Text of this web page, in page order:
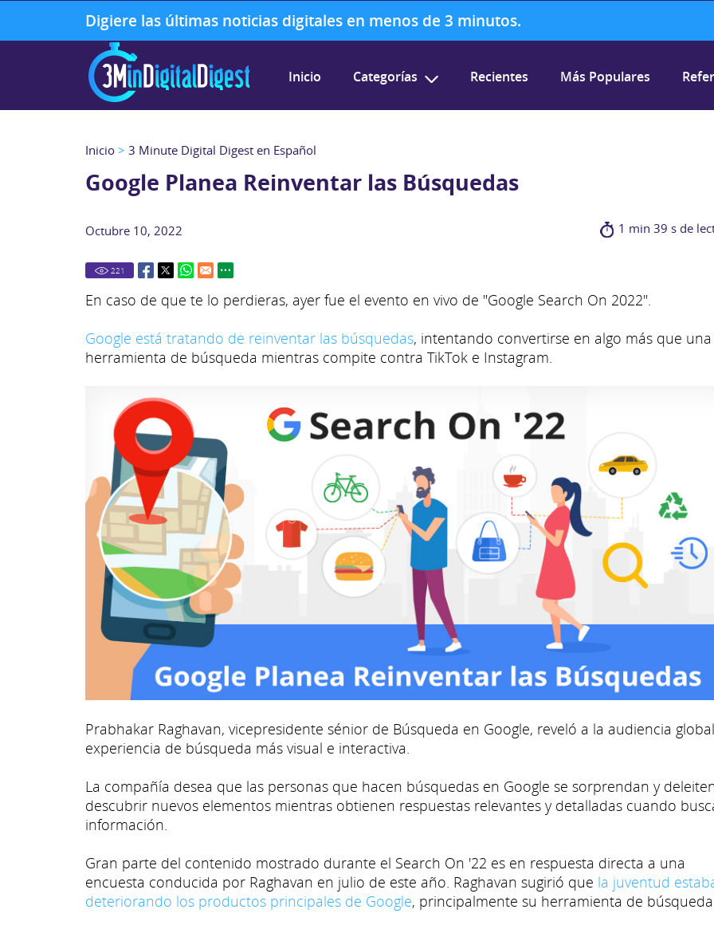
Digiere las últimas noticias digitales en menos de 3 minutos.
Inicio Categorías Recientes Más Populares
Inicio > 3 Minute Digital Digest en Español
Google Planea Reinventar las Búsquedas
Octubre 10, 2022 1 min 39 s de
221
En caso de que te lo perdieras, ayer fue el evento en vivo de "Google Search On 2022".
Google está tratando de reinventar las búsquedas, intentando convertirse en algo más que una
herramienta de búsqueda mientras compite contra TikTok e Instagram.
Prabhakar Raghavan, vicepresidente sénior de Búsqueda en Google, reveló a la audiencia
experiencia de búsqueda más visual e interactiva.
La compañía desea que las personas que hacen búsquedas en Google se sorprendan y
descubrir nuevos elementos mientras obtienen respuestas relevantes y detalladas cuando
información.
Gran parte del contenido mostrado durante el Search On '22 es en respuesta directa a una
encuesta conducida por Raghavan en julio de este año. Raghavan sugirió que la juventud
deteriorando los productos principales de Google, principalmente su herramienta de